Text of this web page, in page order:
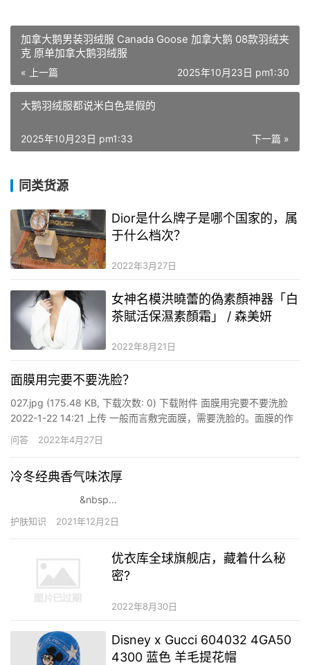
加拿大鹅男装羽绒服 Canada Goose 加拿大鹅 08款羽绒夹
克 原单加拿大鹅羽绒服
« 上一篇 2025年10月23日 pm1:30
大鹅羽绒服都说米白色是假的
下一篇 »
2025年10月23日 pm1:33
同类货源
Dior是什么牌子是哪个国家的，属
于什么档次？
2022年3月27日
女神名模洪曉蕾的偽素顏神器「白
茶賦活保濕素顏霜」 / 森美妍
2022年8月21日
面膜用完要不要洗脸？
027.jpg (175.48 KB, 下载次数: 0) 下载附件 面膜用完要不要洗脸
2022-1-22 14:21 上传 一般而言敷完面膜，需要洗脸的。面膜的作
用是隔绝空气将营养导入皮肤。但其实，皮肤对营养的吸收程度是
有限的，面膜敷在脸上的15—20分钟内，皮肤已处于饱和状态，能
问答 2022年4月27日
冷冬经典香气味浓厚
&nbsp…
护肤知识 2021年12月2日
优衣库全球旗舰店，藏着什么秘
密?
2022年8月30日
Disney x Gucci 604032 4GA50
4300 蓝色 羊毛提花帽